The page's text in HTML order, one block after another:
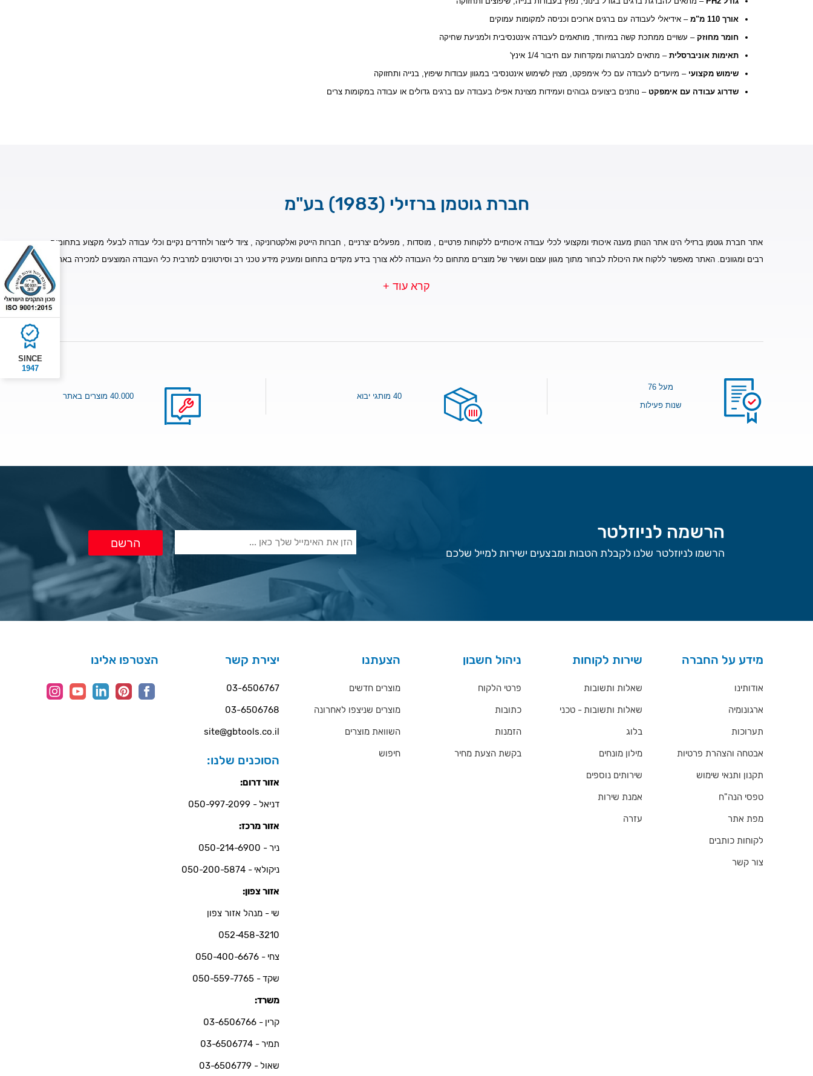
אורך 110 מ"מ
– אידיאלי לעבודה עם ברגים ארוכים וכניסה למקומות עמוקים
חומר מחוזק – עשויים ממתכת קשה במיוחד, מותאמים לעבודה אינטנסיבית ולמניעת שחיקה
תאימות אוניברסלית – מתאים למברגות ומקדחות עם חיבור 1/4 אינץ'
שימוש מקצועי – מיועדים לעבודה עם כלי אימפקט, מצוין לשימוש אינטנסיבי במגוון עבודות שיפוץ, בנייה ותחזוקה
שדרוג עבודה עם אימפקט – נותנים ביצועים גבוהים ועמידות מצוינת אפילו בעבודה עם ברגים גדולים או עבודה במקומות צרים
SINCE
1947
חברת גוטמן ברזילי (1983) בע"מ
אתר חברת גוטמן ברזילי הינו אתר הנותן מענה איכותי ומקצועי לכלי עבודה איכותיים ללקוחות פרטיים , מוסדות , מפעלים יצרניים , חברות הייטק ואלקטרוניקה , ציוד לייצור ולחדרים נקיים וכלי עבודה לבעלי מקצוע בתחומים
רבים ומגוונים. האתר מאפשר ללקוח את היכולת לבחור מתוך מגוון עצום ועשיר של מוצרים מתחום כלי העבודה ללא צורך בידע מקדים בתחום ומעניק מידע טכני רב וסירטונים למרבית כלי העבודה המוצעים למכירה באתר.
קרא עוד +
מעל 76
שנות פעילות
40 מותגי יבוא 40.000 מוצרים באתר
הרשמה לניוזלטר
הרשמו לניוזלטר שלנו לקבלת הטבות ומבצעים ישירות למייל שלכם
מידע על החברה
אודותינו
ארגונומיה
תערוכות
אבטחה והצהרת פרטיות
תקנון ותנאי שימוש
טפסי הנה"ח
מפת אתר
לקוחות כותבים
צור קשר
שירות לקוחות
שאלות ותשובות
שאלות ותשובות - טכני
בלוג
מילון מונחים
שירותים נוספים
אמנת שירות
עזרה
ניהול חשבון
פרטי הלקוח
כתובות
הזמנות
בקשת הצעת מחיר
הצעתנו
מוצרים חדשים
מוצרים שניצפו לאחרונה
השוואת מוצרים
חיפוש
יצירת קשר
03-6506767
03-6506768
site@gbtools.co.il
הסוכנים שלנו:
אזור דרום:
דניאל - 050-997-2099
אזור מרכז:
ניר - 050-214-6900
ניקולאי - 050-200-5874
אזור צפון:
שי - מנהל אזור צפון
052-458-3210
צחי - 050-400-6676
שקד - 050-559-7765
משרד:
קרין - 03-6506766
תמיר - 03-6506774
שאול - 03-6506779
הצטרפו אלינו